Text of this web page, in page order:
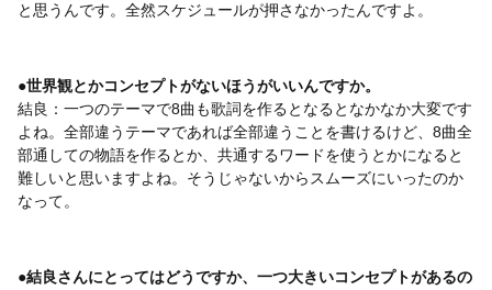
と思うんです。全然スケジュールが押さなかったんですよ。
●世界観とかコンセプトがないほうがいいんですか。
結良：一つのテーマで8曲も歌詞を作るとなるとなかなか大変です
よね。全部違うテーマであれば全部違うことを書けるけど、8曲全
部通しての物語を作るとか、共通するワードを使うとかになると
難しいと思いますよね。そうじゃないからスムーズにいったのか
なって。
●結良さんにとってはどうですか、一つ大きいコンセプトがあるの